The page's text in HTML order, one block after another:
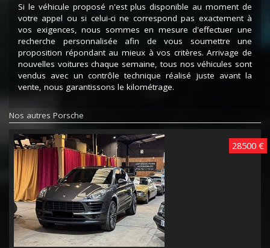
Si le véhicule proposé n'est plus disponible au moment de
votre appel ou si celui-ci ne correspond pas exactement à
vos exigences, nous sommes en mesure d'effectuer une
recherche personnalisée afin de vous soumettre une
proposition répondant au mieux à vos critères. Arrivage de
nouvelles voitures chaque semaine, tous nos véhicules sont
vendus avec un contrôle technique réalisé juste avant la
vente, nous garantissons le kilométrage.
Nos autres Porsche
28500 €